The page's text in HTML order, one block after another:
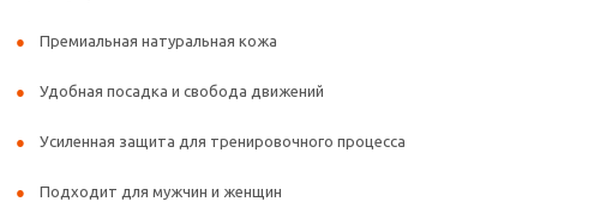
Премиальная натуральная кожа
Удобная посадка и свобода движений
Усиленная защита для тренировочного процесса
Подходит для мужчин и женщин